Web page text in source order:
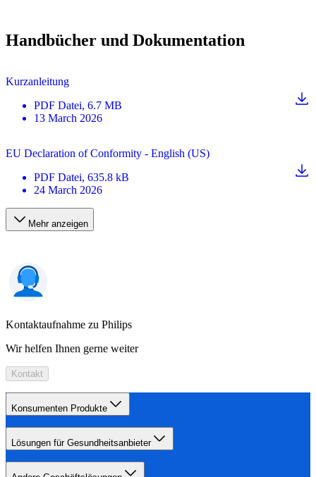
Handbücher und Dokumentation
Kurzanleitung
PDF Datei, 6.7 MB
13 March 2026
EU Declaration of Conformity - English (US)
PDF Datei, 635.8 kB
24 March 2026
Mehr anzeigen
Kontaktaufnahme zu Philips
Wir helfen Ihnen gerne weiter
Kontakt
Konsumenten Produkte
Lösungen für Gesundheitsanbieter